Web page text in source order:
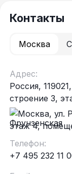
Контакты
Москва
Адрес:
Россия,
строение 3,
Фрунзенская
Телефон:
+7 495 232 11